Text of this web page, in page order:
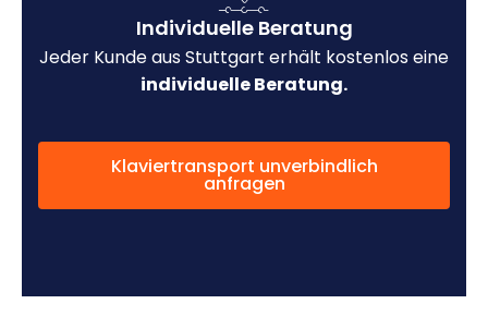
Individuelle Beratung
Jeder Kunde aus Stuttgart erhält kostenlos eine
individuelle Beratung.
Klaviertransport unverbindlich
anfragen